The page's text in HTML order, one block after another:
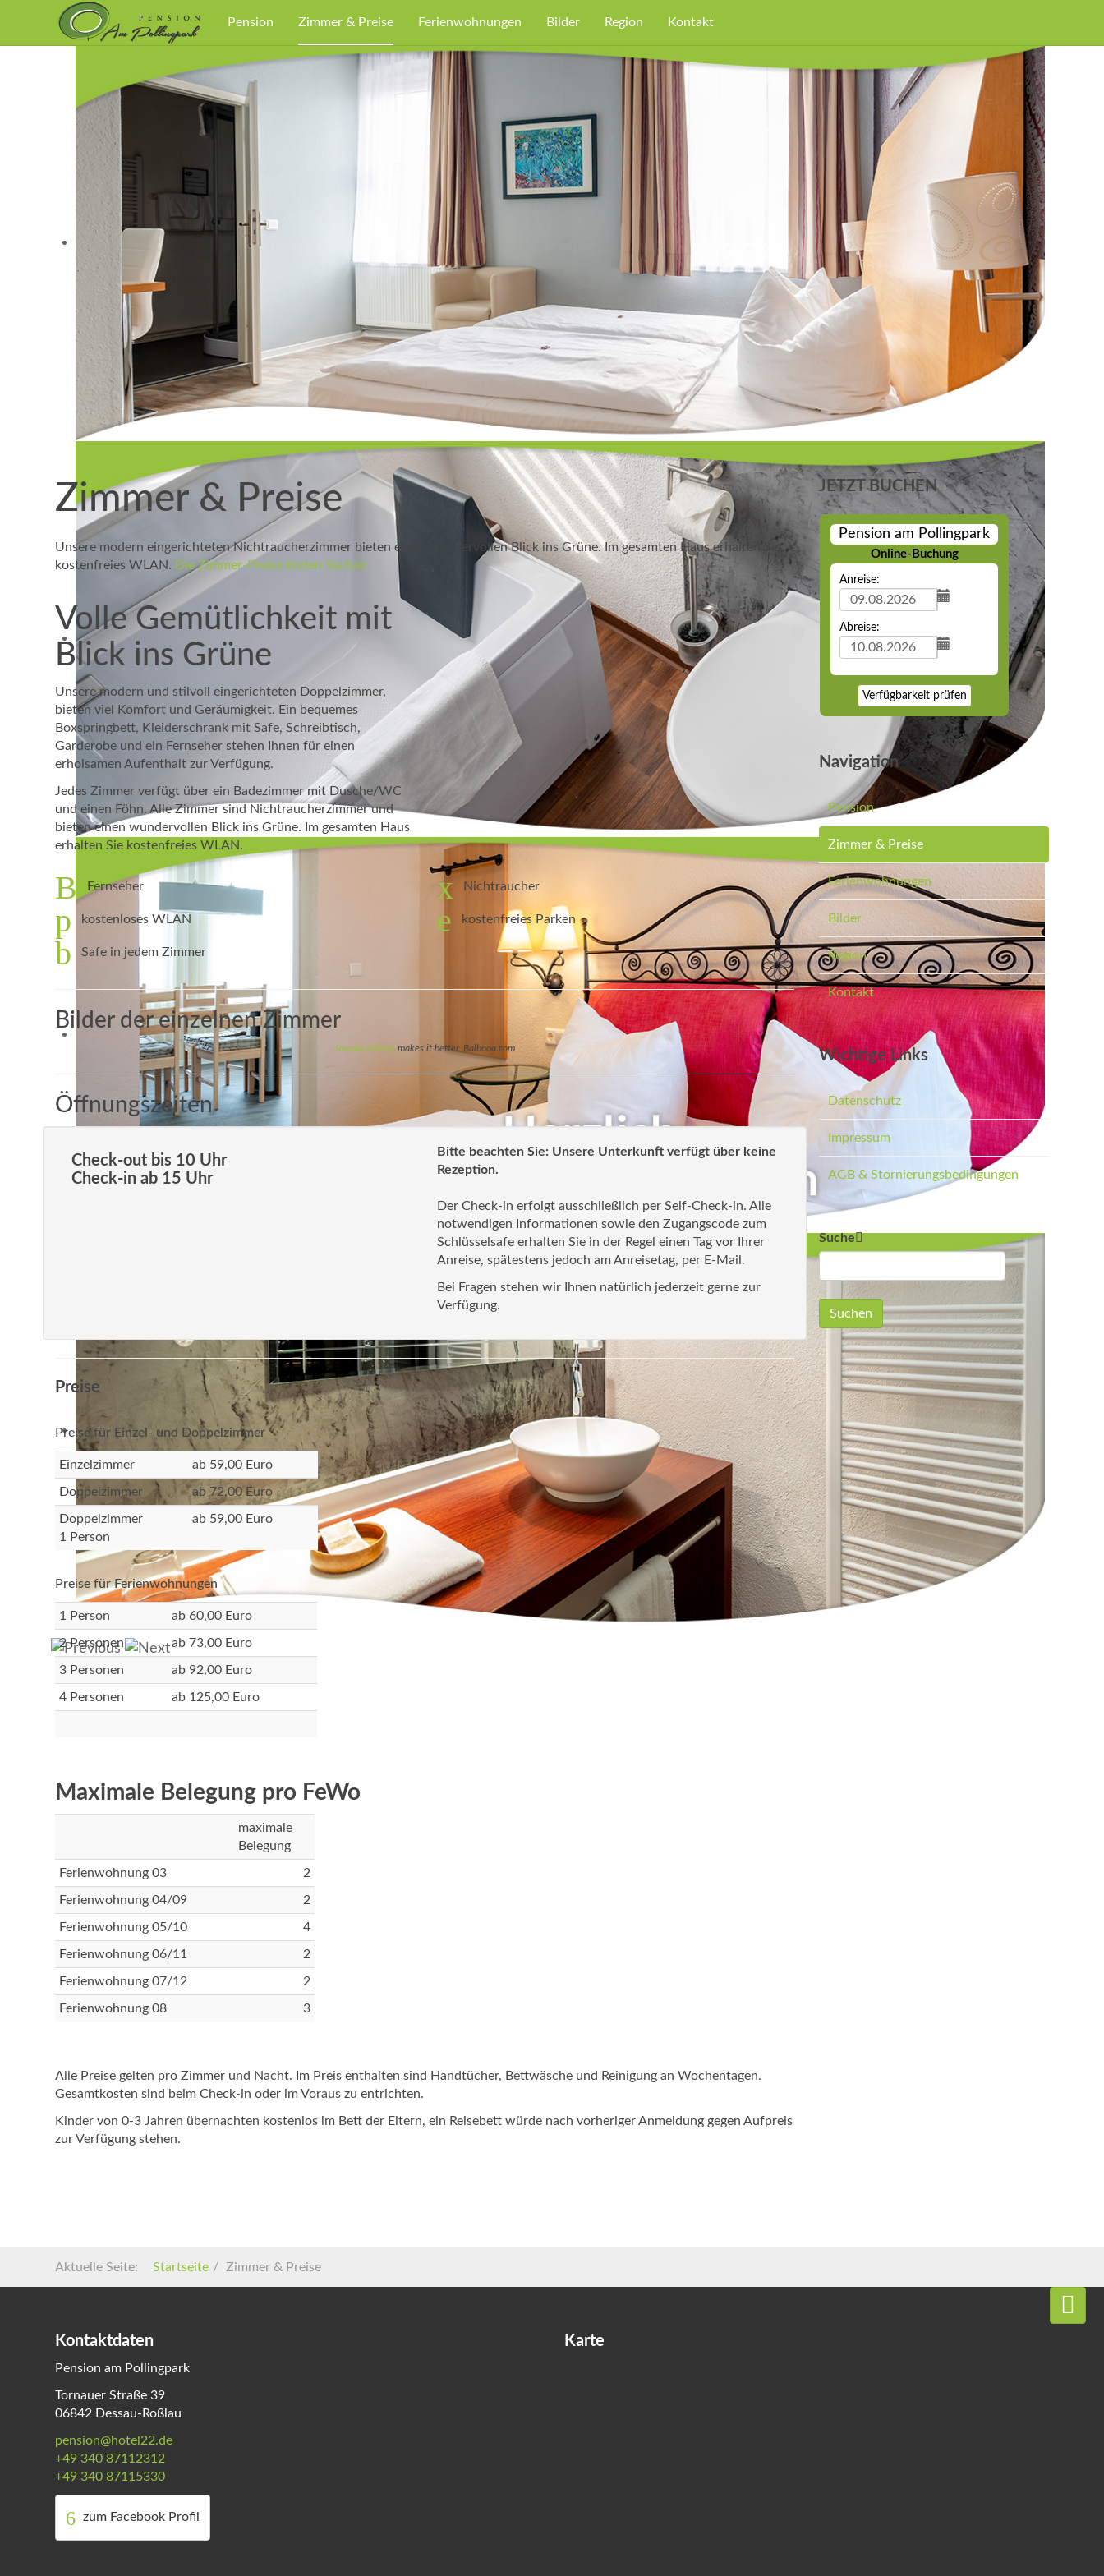
Pension Zimmer & Preise Ferienwohnungen Bilder Region Kontakt
Zimmer & Preise
Unsere modern eingerichteten Nichtraucherzimmer bieten einen wundervollen Blick ins Grüne. Im gesamten Haus erhalten Sie
kostenfreies WLAN. Die Zimmer-Preise finden Sie hier.
Volle Gemütlichkeit mit
Blick ins Grüne
Unsere modern und stilvoll eingerichteten Doppelzimmer,
bieten viel Komfort und Geräumigkeit. Ein bequemes
Boxspringbett, Kleiderschrank mit Safe, Schreibtisch,
Garderobe und ein Fernseher stehen Ihnen für einen
erholsamen Aufenthalt zur Verfügung.
Jedes Zimmer verfügt über ein Badezimmer mit Dusche/WC
und einen Föhn. Alle Zimmer sind Nichtraucherzimmer und
bieten einen wundervollen Blick ins Grüne. Im gesamten Haus
erhalten Sie kostenfreies WLAN.
Fernseher
kostenloses WLAN
Safe in jedem Zimmer
Nichtraucher
kostenfreies Parken
Bilder der einzelnen Zimmer
Joomla Gallery makes it better. Balbooa.com
Öffnungszeiten
Check-out bis 10 Uhr
Check-in ab 15 Uhr
Bitte beachten Sie: Unsere Unterkunft verfügt über keine
Rezeption.
Der Check-in erfolgt ausschließlich per Self-Check-in. Alle
notwendigen Informationen sowie den Zugangscode zum
Schlüsselsafe erhalten Sie in der Regel einen Tag vor Ihrer
Anreise, spätestens jedoch am Anreisetag, per E-Mail.
Bei Fragen stehen wir Ihnen natürlich jederzeit gerne zur
Verfügung.
Preise
Preise für Einzel- und Doppelzimmer
Einzelzimmer ab 59,00 Euro
Doppelzimmer ab 72,00 Euro
Doppelzimmer
1 Person
ab 59,00 Euro
Preise für Ferienwohnungen
1 Person ab 60,00 Euro
2 Personen ab 73,00 Euro
3 Personen ab 92,00 Euro
4 Personen ab 125,00 Euro
Maximale Belegung pro FeWo
maximale
Belegung
Ferienwohnung 03 2
Ferienwohnung 04/09 2
Ferienwohnung 05/10 4
Ferienwohnung 06/11 2
Ferienwohnung 07/12 2
Ferienwohnung 08 3
Alle Preise gelten pro Zimmer und Nacht. Im Preis enthalten sind Handtücher, Bettwäsche und Reinigung an Wochentagen.
Gesamtkosten sind beim Check-in oder im Voraus zu entrichten.
Kinder von 0-3 Jahren übernachten kostenlos im Bett der Eltern, ein Reisebett würde nach vorheriger Anmeldung gegen Aufpreis
zur Verfügung stehen.
JETZT BUCHEN
Pension am Pollingpark
Online-Buchung
Anreise:
Abreise:
Verfügbarkeit prüfen
Navigation
Pension
Zimmer & Preise
Ferienwohnungen
Bilder
Region
Kontakt
Wichtige Links
Datenschutz
Impressum
AGB & Stornierungsbedingungen
Suche
Suchen
Aktuelle Seite: Startseite Zimmer & Preise
Kontaktdaten
Pension am Pollingpark
Tornauer Straße 39
06842 Dessau-Roßlau
pension@hotel22.de
+49 340 87112312
+49 340 87115330
zum Facebook Profil
Karte